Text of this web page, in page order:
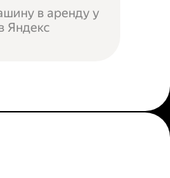
в аренду у
Яндекс